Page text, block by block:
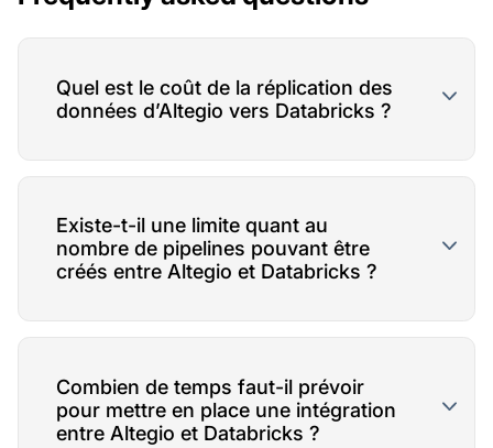
Quel est le coût de la réplication des
données d’Altegio vers Databricks ?
Existe-t-il une limite quant au
nombre de pipelines pouvant être
créés entre Altegio et Databricks ?
Combien de temps faut-il prévoir
pour mettre en place une intégration
entre Altegio et Databricks ?